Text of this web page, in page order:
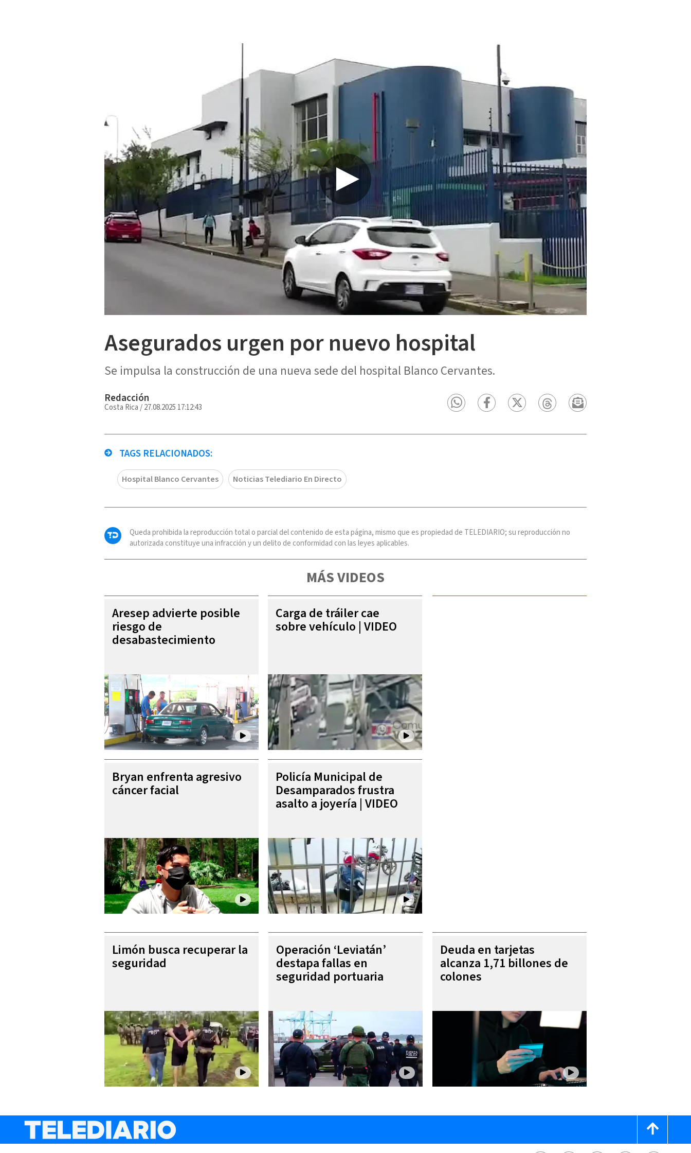
Asegurados urgen por nuevo hospital
Se impulsa la construcción de una nueva sede del hospital Blanco Cervantes.
Redacción
Costa Rica /27.08.2025 17:12:43
TAGS RELACIONADOS:
Hospital Blanco Cervantes Noticias Telediario En Directo
Queda prohibida la reproducción total o parcial del contenido de esta página, mismo que es propiedad de TELEDIARIO; su reproducción no
autorizada constituye una infracción y un delito de conformidad con las leyes aplicables.
MÁS VIDEOS
Aresep advierte posible
riesgo de
desabastecimiento
Carga de tráiler cae
sobre vehículo | VIDEO
Bryan enfrenta agresivo
cáncer facial
Policía Municipal de
Desamparados frustra
asalto a joyería | VIDEO
Limón busca recuperar la
seguridad
Operación ‘Leviatán’
destapa fallas en
seguridad portuaria
Deuda en tarjetas
alcanza 1,71 billones de
colones